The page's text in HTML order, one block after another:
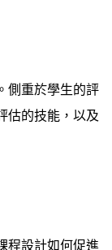
側重於學生的評
估的技能，以及
程設計如何促進